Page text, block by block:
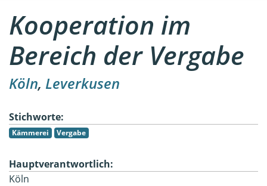
Kooperation im
Bereich der Vergabe
Köln, Leverkusen
Stichworte:
Kämmerei Vergabe
Hauptverantwortlich:
Köln